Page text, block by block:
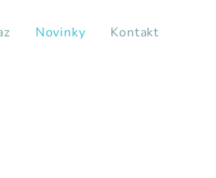
Novinky Kontakt